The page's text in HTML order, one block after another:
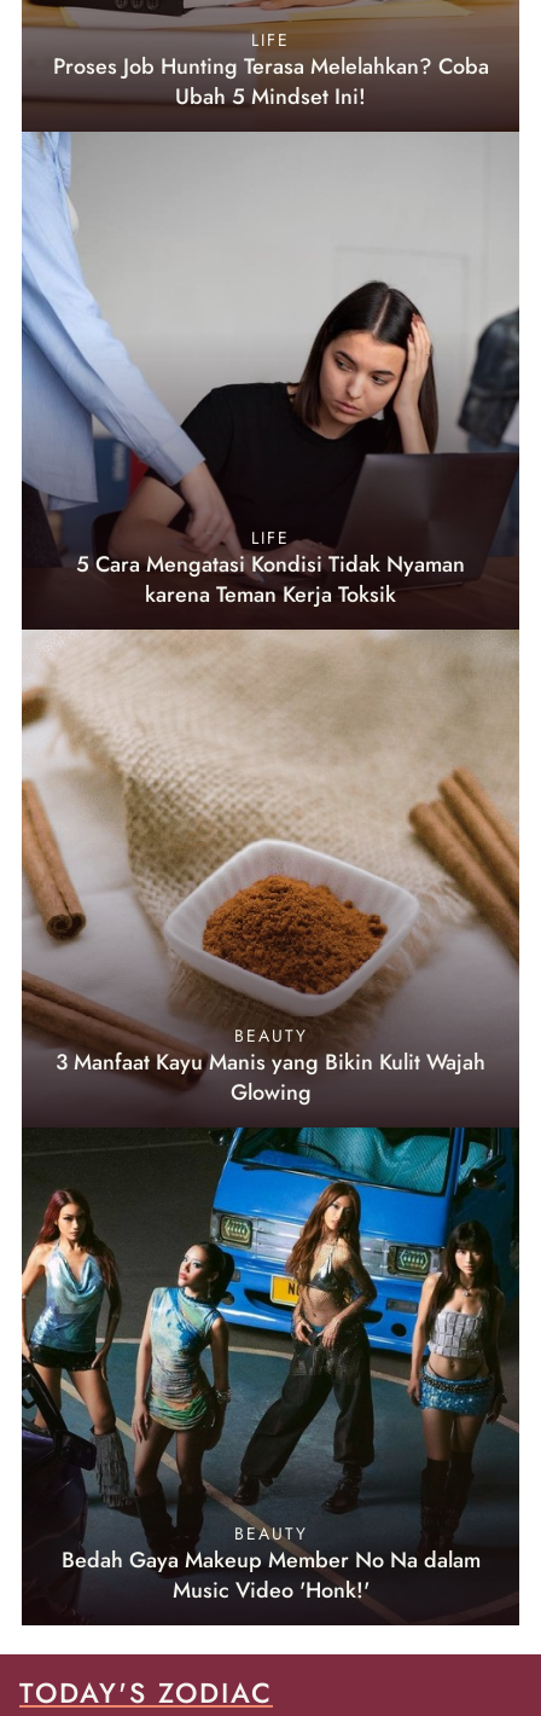
LIFE
Proses Job Hunting Terasa Melelahkan? Coba
Ubah 5 Mindset Ini!
LIFE
5 Cara Mengatasi Kondisi Tidak Nyaman
karena Teman Kerja Toksik
BEAUTY
3 Manfaat Kayu Manis yang Bikin Kulit Wajah
Glowing
BEAUTY
Bedah Gaya Makeup Member No Na dalam
Music Video 'Honk!'
TODAY'S ZODIAC